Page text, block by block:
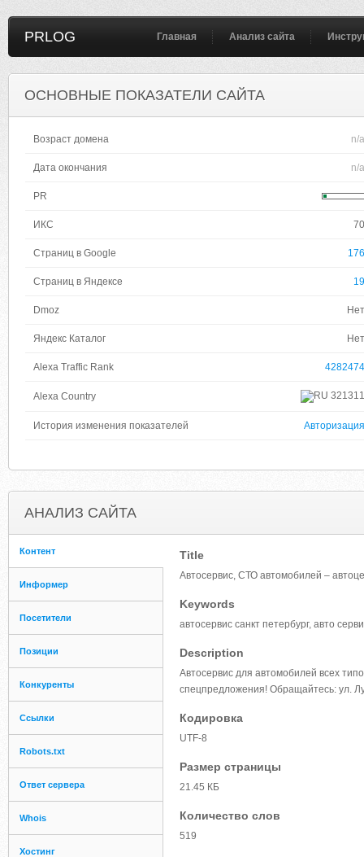
PRLOG Главная Анализ сайта
ОСНОВНЫЕ ПОКАЗАТЕЛИ САЙТА
Возраст домена n/a
Дата окончания n/a
PR
ИКС 70
Страниц в Google 176
Страниц в Яндексе 19
Dmoz Нет
Яндекс Каталог Нет
Alexa Traffic Rank 4282474
Alexa Country 321311
История изменения показателей Авторизация
АНАЛИЗ САЙТА
Контент
Информер
Посетители
Позиции
Конкуренты
Ссылки
Robots.txt
Ответ сервера
Whois
Хостинг
Title
Автосервис, СТО автомобилей –
Keywords
автосервис санкт петербург, авто
Description
Автосервис для автомобилей всех
спецпредложения! Обращайтесь: ул.
Кодировка
UTF-8
Размер страницы
21.45 КБ
Количество слов
519